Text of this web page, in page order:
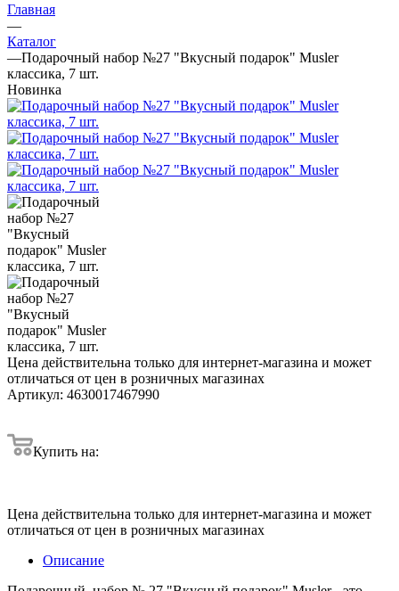
Главная
—
Каталог
—Подарочный набор №27 "Вкусный подарок" Musler
классика, 7 шт.
Новинка
Цена действительна только для интернет-магазина и может
отличаться от цен в розничных магазинах
Артикул: 4630017467990
Купить на:
Цена действительна только для интернет-магазина и может
отличаться от цен в розничных магазинах
Описание